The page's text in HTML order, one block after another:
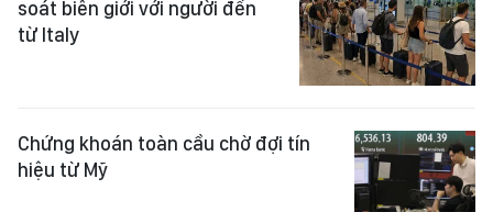
soát biên giới với người đến
từ Italy
Chứng khoán toàn cầu chờ đợi tín
hiệu từ Mỹ